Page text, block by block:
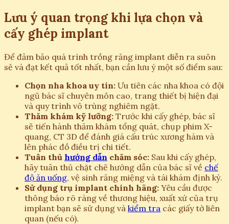
Lưu ý quan trọng khi lựa chọn và
cấy ghép implant
Để đảm bảo quá trình trồng răng implant diễn ra suôn
sẻ và đạt kết quả tốt nhất, bạn cần lưu ý một số điểm sau:
Chọn nha khoa uy tín: Ưu tiên các nha khoa có đội
ngũ bác sĩ chuyên môn cao, trang thiết bị hiện đại
và quy trình vô trùng nghiêm ngặt.
Thăm khám kỹ lưỡng: Trước khi cấy ghép, bác sĩ
sẽ tiến hành thăm khám tổng quát, chụp phim X-
quang, CT 3D để đánh giá cấu trúc xương hàm và
lên phác đồ điều trị chi tiết.
Tuân thủ hướng dẫn chăm sóc: Sau khi cấy ghép,
hãy tuân thủ chặt chẽ hướng dẫn của bác sĩ về chế
độ ăn uống, vệ sinh răng miệng và tái khám định kỳ.
Sử dụng trụ implant chính hãng: Yêu cầu được
thông báo rõ ràng về thương hiệu, xuất xứ của trụ
implant bạn sẽ sử dụng và kiểm tra các giấy tờ liên
quan (nếu có).